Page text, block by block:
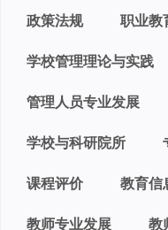
政策法规 职业教
学校管理理论与实践
管理人员专业发展
学校与科研院所
课程评价 教育信
教师专业发展 教